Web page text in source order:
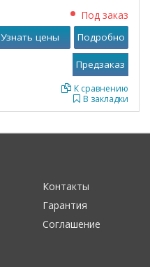
Под заказ
В закладки
К сравнению
Узнать цены Подробно
Контакты
Гарантия
Соглашение